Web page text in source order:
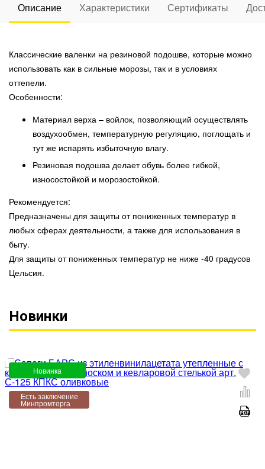
Описание Характеристики Сертификаты
Классические валенки на резиновой подошве, которые можно
использовать как в сильные морозы, так и в условиях
оттепели.
Особенности:
Материал верха – войлок, позволяющий осуществлять
воздухообмен, температурную регуляцию, поглощать и
тут же испарять избыточную влагу.
Резиновая подошва делает обувь более гибкой,
износостойкой и морозостойкой.
Рекомендуется:
Предназначены для защиты от пониженных температур в
любых сферах деятельности, а также для использования в
быту.
Для защиты от пониженных температур не ниже -40 градусов
Цельсия.
Новинки
Новинка
Есть заключение
Минпромторга